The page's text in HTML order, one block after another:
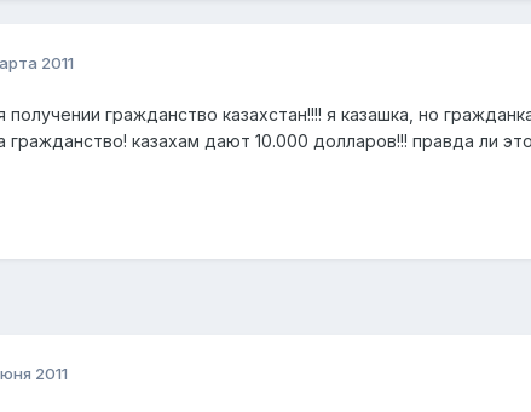
2011
получении гражданство казахстан!!!! я казашка, но
гражданство! казахам дают 10.000 долларов!!! правда ли
2011